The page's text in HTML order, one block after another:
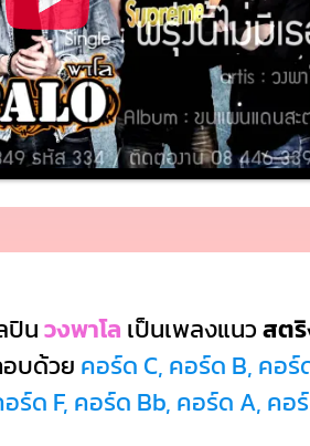
ปินวงพาโล เป็นเพลงแนวสต
อบด้วย คอร์ด C, คอร์ด B, คอ
ร์ด F, คอร์ด Bb, คอร์ด A, คอ